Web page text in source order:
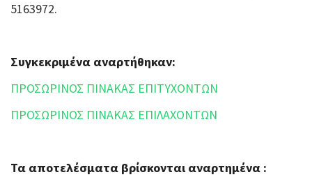
5163972.
Συγκεκριμένα αναρτήθηκαν:
ΠΡΟΣΩΡΙΝΟΣ ΠΙΝΑΚΑΣ ΕΠΙΤΥΧΟΝΤΩΝ
ΠΡΟΣΩΡΙΝΟΣ ΠΙΝΑΚΑΣ ΕΠΙΛΑΧΟΝΤΩΝ
Τα αποτελέσματα βρίσκονται αναρτημένα :